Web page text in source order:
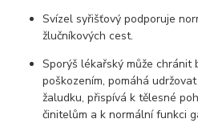
Svízel syřišťový podporuje
žlučníkových cest.
Sporýš lékařský může chránit
poškozením, pomáhá
žaludku, přispívá k tělesné
činitelům a k normální funkci